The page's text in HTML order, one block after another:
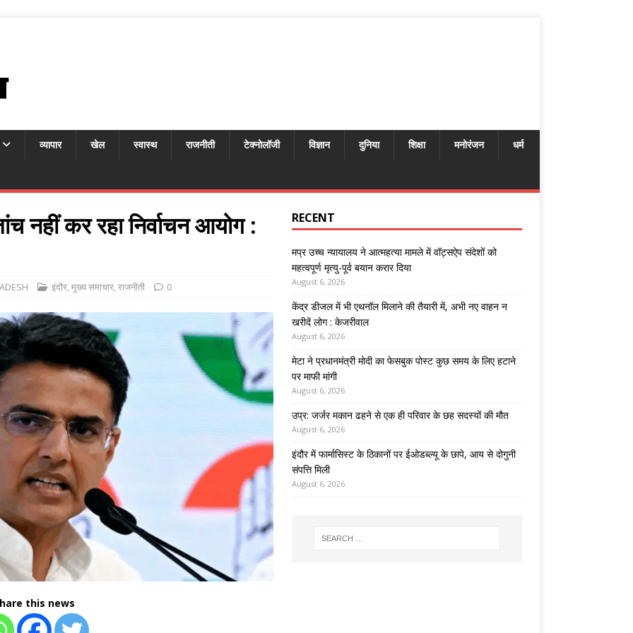
व्यापार खेल स्वास्थ राजनीती टेक्नोलॉजी विज्ञान दुनिया शिक्षा मनोरंजन धर्म
नहीं कर रहा निर्वाचन आयोग :
इंदौर,मुख्य समाचार,राजनीती 0
this news
RECENT
मप्र उच्च न्यायालय ने आत्महत्या मामले में वॉट्सऐप संदेशों को
महत्वपूर्ण मृत्यु-पूर्व बयान करार दिया
August 6, 2026
केंद्र डीजल में भी एथनॉल मिलाने की तैयारी में, अभी नए वाहन न
खरीदें लोग : केजरीवाल
August 6, 2026
मेटा ने प्रधानमंत्री मोदी का फेसबुक पोस्ट कुछ समय के लिए हटाने
पर माफी मांगी
August 6, 2026
उप्र: जर्जर मकान ढहने से एक ही परिवार के छह सदस्यों की मौत
August 6, 2026
इंदौर में फार्मासिस्ट के ठिकानों पर ईओडब्ल्यू के छापे, आय से दोगुनी
संपत्ति मिली
August 6, 2026